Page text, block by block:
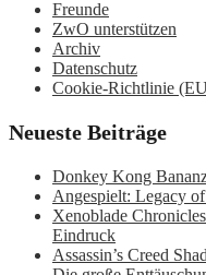
Freunde
ZwO unterstützen
Archiv
Datenschutz
Cookie-Richtlinie
Neueste Beiträge
Donkey Kong
Angespielt: Legacy
Xenoblade
Eindruck
Assassin’s Creed